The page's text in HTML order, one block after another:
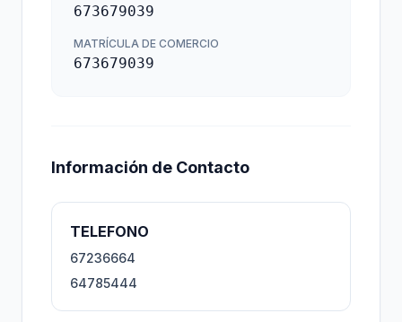
673679039
MATRÍCULA DE COMERCIO
673679039
Información de Contacto
TELEFONO
67236664
64785444